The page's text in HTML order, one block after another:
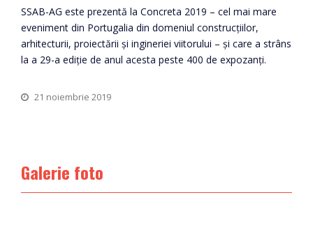
SSAB-AG este prezentă la Concreta 2019 – cel mai mare
eveniment din Portugalia din domeniul construcțiilor,
arhitecturii, proiectării și ingineriei viitorului – și care a strâns
la a 29-a ediție de anul acesta peste 400 de expozanți.
21 noiembrie 2019
Galerie foto